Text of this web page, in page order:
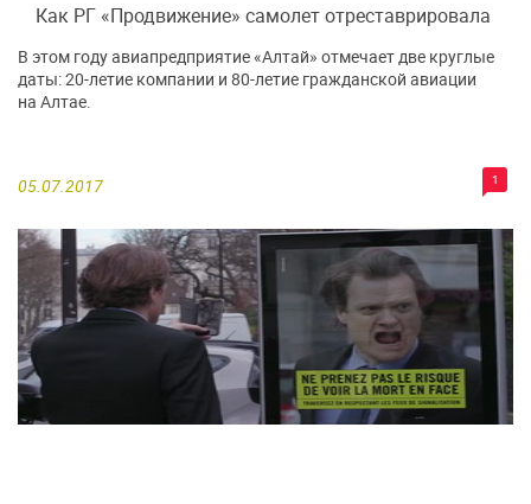
Как РГ «Продвижение» самолет отреставрировала
05.07.2017 1
В этом году авиапредприятие «Алтай» отмечает две круглые
даты: 20-летие компании и 80-летие гражданской авиации
на Алтае.